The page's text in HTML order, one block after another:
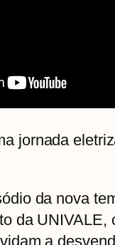
jornada
da nova
da
a